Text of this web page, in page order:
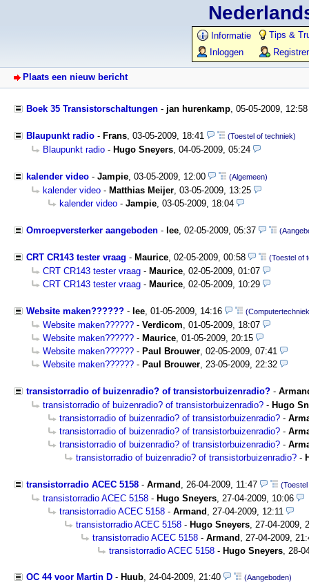
Informatie
Tips &
Inloggen
Plaats een nieuw bericht
Boek 35 Transistorschaltungen - jan hurenkamp 05-05-2009,
Blaupunkt radio - Frans, 03-05-2009, 18:41 (Toestel of techniek)
Blaupunkt radio - Hugo Sneyers, 04-05-2009, 05:24
kalender video - Jampie, 03-05-2009, 12:00 (Algemeen)
kalender video - Matthias Meijer, 03-05-2009, 13:25
kalender video - Jampie, 03-05-2009, 18:04
Omroepversterker aangeboden - lee 02-05-2009, 05:37
CRT CR143 tester vraag - Maurice, 02-05-2009, 00:58 (Toestel of
CRT CR143 tester vraag - Maurice, 02-05-2009, 01:07
CRT CR143 tester vraag - Maurice, 02-05-2009, 10:29
Website maken?????? - lee, 01-05-2009, 14:16
Website maken?????? - Verdicom, 01-05-2009, 18:07
Website maken?????? - Maurice, 01-05-2009, 20:15
Website maken?????? - Paul Brouwer, 02-05-2009, 07:41
Website maken?????? - Paul Brouwer, 23-05-2009, 22:32
transistorradio of buizenradio? of transistorbuizenradio? -
transistorradio of buizenradio? of transistorbuizenradio? - Hugo
transistorradio of buizenradio? of transistorbuizenradio? -
transistorradio of buizenradio? of transistorbuizenradio? -
transistorradio of buizenradio? of transistorbuizenradio? -
transistorradio of buizenradio? of transistorbuizenradio? -
transistorradio ACEC 5158 - Armand 26-04-2009, 11:47
transistorradio ACEC 5158 - Hugo Sneyers 27-04-2009, 10:06
transistorradio ACEC 5158 - Armand
27-04-2009, 12:11
transistorradio ACEC 5158 - Hugo Sneyers 27-04-2009,
transistorradio ACEC 5158 - Armand
27-04-2009,
transistorradio ACEC 5158 - Hugo Sneyers 28-
OC 44 voor Martin D - Huub, 24-04-2009, 21:40 (Aangeboden)